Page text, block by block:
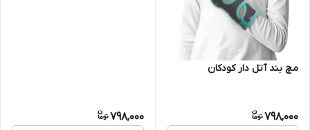
مچ بند آتل دار کودکان
798,000
798,000